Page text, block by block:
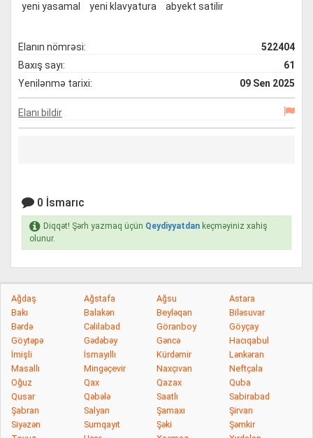
yeni yasamal
yeni klavyatura abyekt satilir
Elanın nömrəsi:
522404
Baxış sayı:
61
Yenilənmə tarixi:
09 Sen 2025
Elanı bildir
0 İsmarıc
Diqqət! Şərh yazmaq üçün Qeydiyyatdan keçməyiniz xahiş
olunur.
Ağdaş Ağstafa Ağsu
Astara
Bakı
Balakən Beyləqan
Biləsuvar
Bərdə
Cəlilabad Göranboy
Göyçay
Göytəpə
Gədəbəy Gəncə
Hacıqabul
İmişli
İsmayıllı Kürdəmir
Lənkəran
Masallı
Mingəçevir Naxçıvan
Neftçala
Oğuz
Qax Qazax
Quba
Qusar
Qəbələ Saatlı
Sabirabad
Şabran
Salyan Şamaxı
Şirvan
Siyəzən
Sumqayıt Şəki
Şəmkir